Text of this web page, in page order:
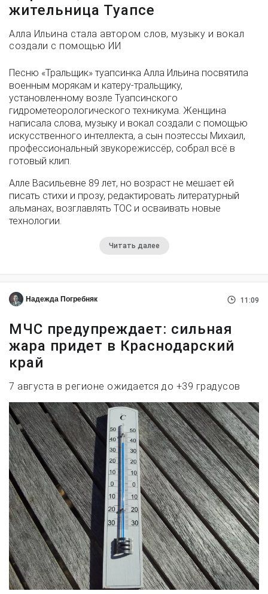
жительница Туапсе
Алла Ильина стала автором слов, музыку и вокал
создали с помощью ИИ
Песню «Тральщик» туапсинка Алла Ильина посвятила
военным морякам и катеру-тральщику,
установленному возле Туапсинского
гидрометеорологического техникума. Женщина
написала слова, музыку и вокал создали с помощью
искусственного интеллекта, а сын поэтессы Михаил,
профессиональный звукорежиссёр, собрал всё в
готовый клип.
Алле Васильевне 89 лет, но возраст не мешает ей
писать стихи и прозу, редактировать литературный
альманах, возглавлять ТОС и осваивать новые
технологии.
Читать далее
Надежда Погребняк 11:09
МЧС предупреждает: сильная
жара придет в Краснодарский
край
7 августа в регионе ожидается до +39 градусов